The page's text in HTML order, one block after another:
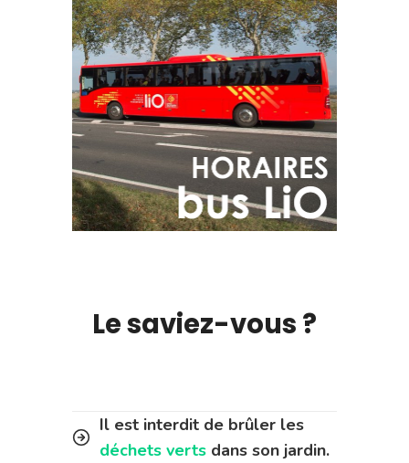
Le saviez-vous ?
Il est interdit de brûler les
déchets verts dans son jardin.